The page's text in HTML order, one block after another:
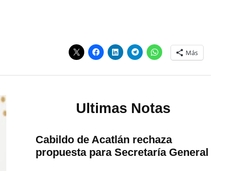
Más
Ultimas Notas
Cabildo de Acatlán rechaza
propuesta para Secretaría General